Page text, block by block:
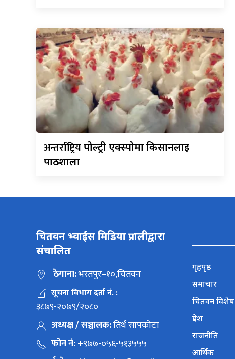
अन्तर्राष्ट्रियपोल्ट्री एक्स्पोमा किसानलाई
पाठशाला
चितवन भ्वाईस मिडिया प्रालीद्वारा
संचालित
ठेगाना:भरतपुर–१०,चितवन
सूचना विभाग दर्ता नं. :
३८७९-२०७९/२०८०
अध्यक्ष / सञ्चालक:तिर्थ सापकोटा
फोन नं:+९७७-०५६-५१३५५५
गृहपृष्ठ
समाचार
चितवन विशेष
प्रदेश
राजनीति
आर्थिक